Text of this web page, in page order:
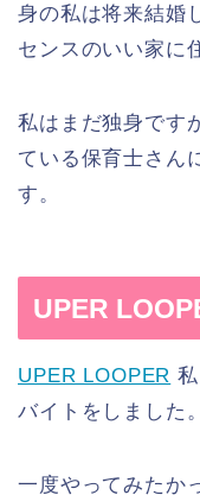
身の私は将来結婚
センスのいい家に
私はまだ独身です
ている保育士さん
す。
UPER
UPER LOOPER
バイトをしました。
一度やってみたか